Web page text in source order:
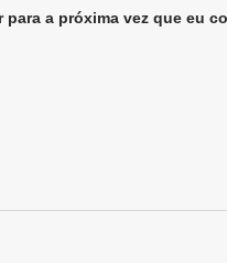
a próxima vez que eu